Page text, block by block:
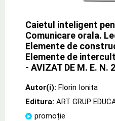
Caietul inteligent
Comunicare orala.
Elemente de
Elemente de
- AVIZAT DE M. E. N.
Autor(i): Florin Ionita
Editura: ART GRUP
promoție